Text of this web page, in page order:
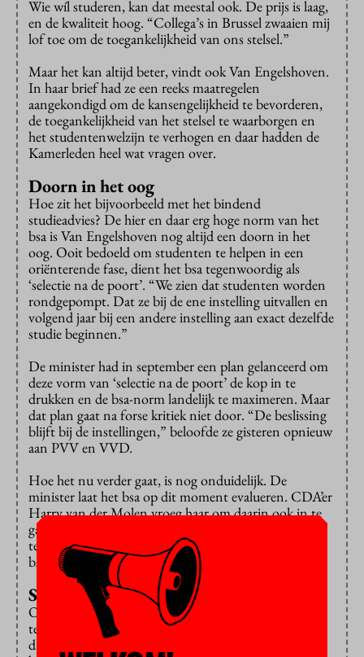
Wie wíl studeren, kan dat meestal ook. De prijs is laag,
en de kwaliteit hoog. “Collega’s in Brussel zwaaien mij
lof toe om de toegankelijkheid van ons stelsel.”
Maar het kan altijd beter, vindt ook Van Engelshoven.
In haar brief had ze een reeks maatregelen
aangekondigd om de kansengelijkheid te bevorderen,
de toegankelijkheid van het stelsel te waarborgen en
het studentenwelzijn te verhogen en daar hadden de
Kamerleden heel wat vragen over.
Doorn in het oog
Hoe zit het bijvoorbeeld met het bindend
studieadvies? De hier en daar erg hoge norm van het
bsa is Van Engelshoven nog altijd een doorn in het
oog. Ooit bedoeld om studenten te helpen in een
oriënterende fase, dient het bsa tegenwoordig als
‘selectie na de poort’. “We zien dat studenten worden
rondgepompt. Dat ze bij de ene instelling uitvallen en
volgend jaar bij een andere instelling aan exact dezelfde
studie beginnen.”
De minister had in september een plan gelanceerd om
deze vorm van ‘selectie na de poort’ de kop in te
drukken en de bsa-norm landelijk te maximeren. Maar
dat plan gaat na forse kritiek niet door. “De beslissing
blijft bij de instellingen,” beloofde ze gisteren opnieuw
aan PVV en VVD.
Hoe het nu verder gaat, is nog onduidelijk. De
minister laat het bsa op dit moment evalueren. CDA’er
Harry van der Molen vroeg haar om daarin ook in te
gaan op de vraag waar afgewezen studenten
terechtkomen en hoeveel werk de uitvoering van het
bsa kost.
Studentenstops
Ook over haar plan om onnodige studentenstops aan
te pakken kon ze nog niet veel zeggen. Ze herhaalde
dat ze het aantal numeri fixi tot een minimum wil